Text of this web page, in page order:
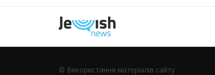
© Використання матеріалів сайту